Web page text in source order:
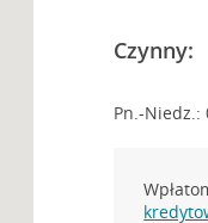
Czynny:
Pn.-Niedz.: